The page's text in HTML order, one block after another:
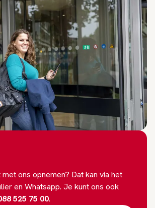
ons opnemen? Dat kan via het
en Whatsapp. Je kunt ons ook
525 75 00.